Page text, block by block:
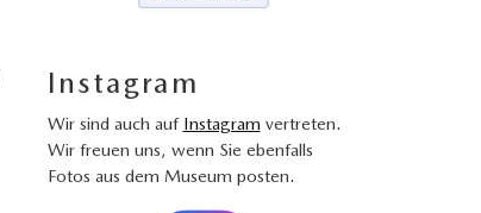
Instagram
Wir sind auch auf Instagram vertreten.
Wir freuen uns, wenn Sie ebenfalls
Fotos aus dem Museum posten.